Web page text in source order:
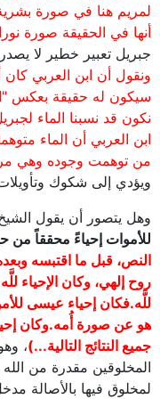
لمريم هنا في صورة
أنها في الحقيقة صورة
جبريل تعبير خطير لا
ونقول أن ابن العربي كان
سيكون له حقيقة بعكس
نكون قد نسبنا الماء
ابن العربي أن الماء
من توهمت وجوده وهي
ويؤدي إلى شكوك
وهل يتصور أن يقول
للأموات إحياءً محققاً
النص، قبل ما اقتبسه
روح إلهي، وكان الإحياء
للَّه.فكان إحياء عيسى
هو عن صورة أُمه.وكان
جميع النتائج التالية...)
المخلوقين مقدرة من الله
لمخلوق فيها بالأصالة